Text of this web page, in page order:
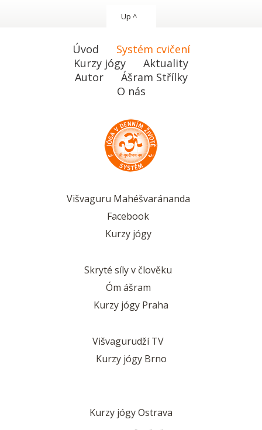
Up ^
Úvod
Systém cvičení
Kurzy jógy
Aktuality
Autor
Ášram Střílky
O nás
Višvaguru Mahéšvaránanda
Facebook
Kurzy jógy
Skryté síly v člověku
Óm ášram
Kurzy jógy Praha
Višvagurudží TV
Kurzy jógy Brno
Kurzy jógy Ostrava